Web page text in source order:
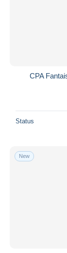
CPA
Status
New